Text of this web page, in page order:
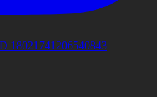
18021741206540843